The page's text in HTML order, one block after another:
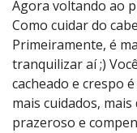
Agora voltando ao
Como cuidar do
Primeiramente, é
tranquilizar aí ;)
cacheado e crespo
mais cuidados,
prazeroso e